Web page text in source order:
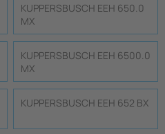
KUPPERSBUSCH EEH 650.0
MX
KUPPERSBUSCH EEH 6500.0
MX
KUPPERSBUSCH EEH 652 BX